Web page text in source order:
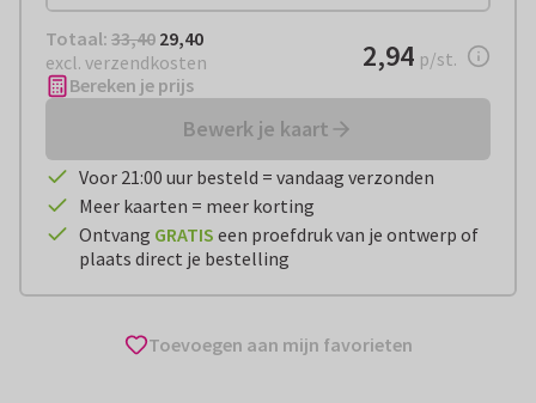
Totaal: € 29,40
Totaal: 33,40 29,40
excl. verzendkosten
€ 2,94per stuk
2,94 p/st.
Bereken je prijs
Bewerk je kaart
Voor 21:00 uur besteld = vandaag verzonden
Meer kaarten = meer korting
Ontvang GRATIS een proefdruk van je ontwerp of
plaats direct je bestelling
Toevoegen aan mijn favorieten